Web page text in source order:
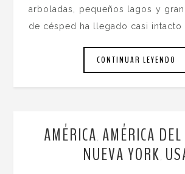
arboladas, pequeños lagos y
de césped ha llegado casi intacto
CONTINUAR LEYENDO
AMÉRICA AMÉRICA
NUEVA YORK